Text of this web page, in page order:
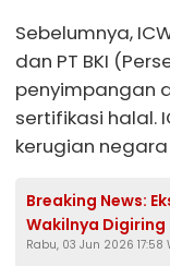
Sebelumnya,
dan PT BKI
penyimpangan
sertifikasi halal.
kerugian
Breaking News:
Wakilnya Digiring
Rabu, 03 Jun 2026 17:58